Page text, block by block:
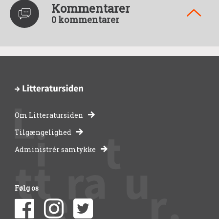
Kommentarer
0 kommentarer
-
bibliotekernes
side
om
Om Litteratursiden
Tilgængelighed
Administrér samtykke
Følg os